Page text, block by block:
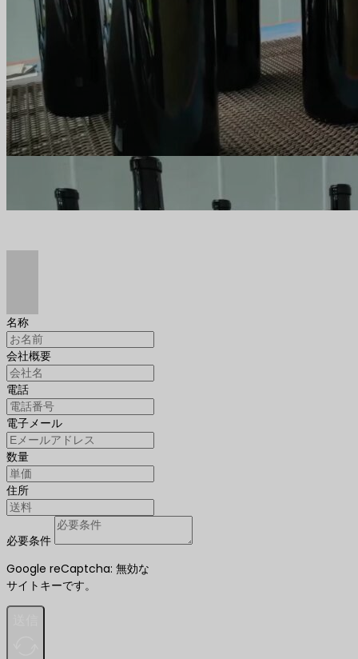
名称
会社概要
電話
電子メール
数量
住所
必要条件
Google reCaptcha: 無効な
サイトキーです。